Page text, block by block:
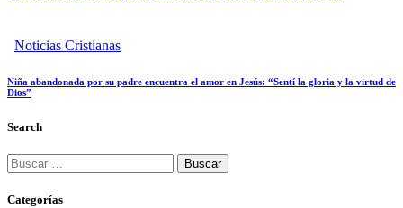
Noticias Cristianas
Niña abandonada por su padre encuentra el amor en Jesús: “Sentí la gloria y la virtud de
Dios”
Search
Buscar:
Categorías